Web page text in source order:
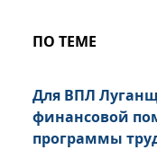
ПО ТЕМЕ
Для ВПЛ
финансовой
программы